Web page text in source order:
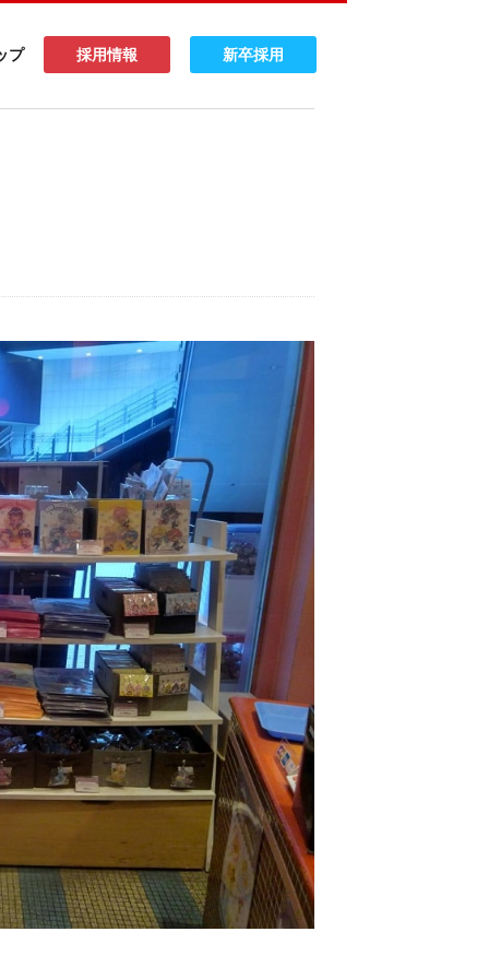
プ 採用情報 新卒採用